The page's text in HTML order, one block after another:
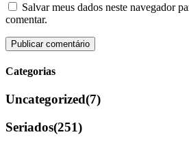
Salvar meus dados neste navegador
comentar.
Categorias
Uncategorized(7)
Seriados(251)